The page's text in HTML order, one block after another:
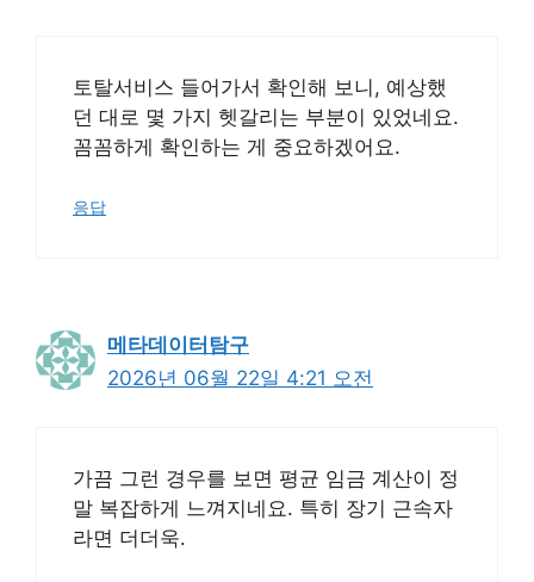
토탈서비스 들어가서 확인해 보니, 예상했
던 대로 몇 가지 헷갈리는 부분이 있었네요.
꼼꼼하게 확인하는 게 중요하겠어요.
응답
메타데이터탐구
2026년 06월 22일 4:21 오전
가끔 그런 경우를 보면 평균 임금 계산이 정
말 복잡하게 느껴지네요. 특히 장기 근속자
라면 더더욱.